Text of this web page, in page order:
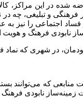
شده در این مراکز،
فرهنگی و تبلیغی، چه
اجتماعی را نیز به
نابودی فرهنگ و هویت
در شهری که نماد
منابعی که
نابودی فرهنگ